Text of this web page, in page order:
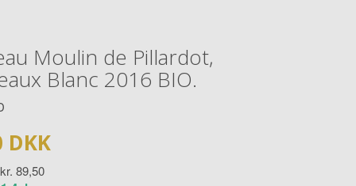
Moulin de Pillardot,
Blanc 2016 BIO.
DKK
89,50